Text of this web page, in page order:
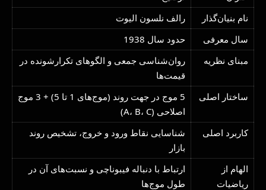
نام بنیان‌گذار
رالف نلسون الیوت
سال معرفی
حدود سال 1938
مبنای نظریه
روان‌شناسی جمعی و الگوهای تکرارشونده در
قیمت‌ها
ساختار اصلی
5 موج در جهت روند (موج‌های 1 تا 5) + 3 موج
اصلاحی (A، B، C)
کاربرد اصلی
شناسایی نقاط ورود و خروج، تشخیص روند
بازار
الهام از
ریاضیات
ارتباط با دنباله فیبوناچی و نسبت‌های آن در
طول موج‌ها